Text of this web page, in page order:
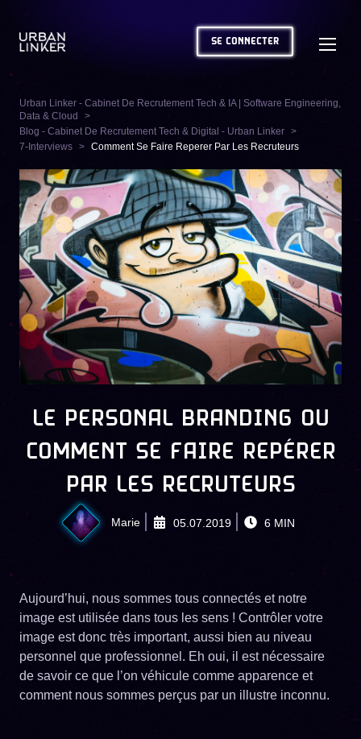
SE CONNECTER
Urban Linker - Cabinet De Recrutement Tech & IA | Software Engineering,
Data & Cloud
Blog - Cabinet De Recrutement Tech & Digital - Urban Linker
7-Interviews
Comment Se Faire Reperer Par Les Recruteurs
LE PERSONAL BRANDING OU
COMMENT SE FAIRE REPÉRER
PAR LES RECRUTEURS
Marie 05.07.2019 6MIN
Aujourd’hui, nous sommes tous connectés et notre
image est utilisée dans tous les sens ! Contrôler votre
image est donc très important, aussi bien au niveau
personnel que professionnel. Eh oui, il est nécessaire
de savoir ce que l’on véhicule comme apparence et
comment nous sommes perçus par un illustre inconnu.